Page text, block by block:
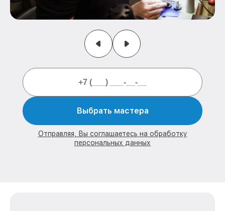
Выбрать мастера
Отправляя, Вы соглашаетесь на обработку
персональных данных